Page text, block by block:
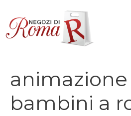
contenuto
bambini a